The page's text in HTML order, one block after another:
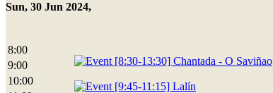
Sun, 30 Jun 2024,
8:00
[8:30-13:30] Chantada - O Saviñao
[9:45-11:15] Lalín
9:00
10:00